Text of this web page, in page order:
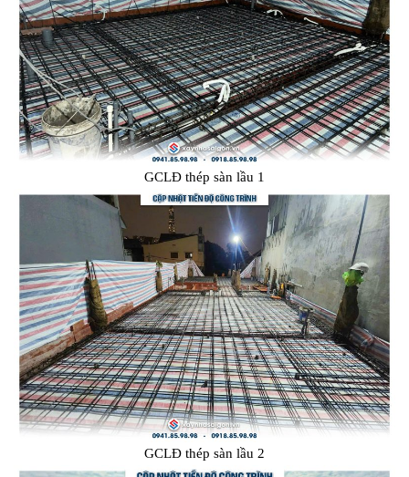
GCLĐ thép sàn lầu 1
GCLĐ thép sàn lầu 2